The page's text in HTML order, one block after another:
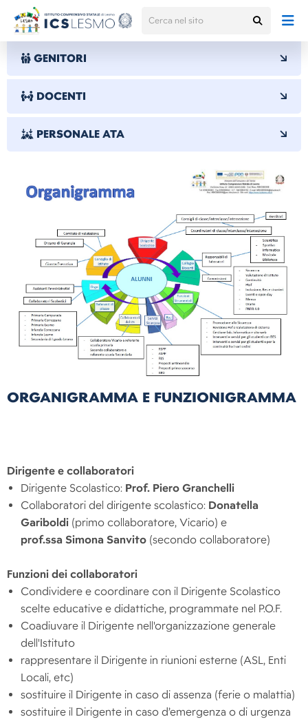
GENITORI
DOCENTI
PERSONALE ATA
ORGANIGRAMMA E FUNZIONIGRAMMA
Dirigente e collaboratori
Dirigente Scolastico: Prof. Piero Granchelli
Collaboratori del dirigente scolastico: Donatella
Gariboldi (primo collaboratore, Vicario) e
prof.ssa Simona Sanvito (secondo collaboratore)
Funzioni dei collaboratori
Condividere e coordinare con il Dirigente Scolastico
scelte educative e didattiche, programmate nel P.O.F.
Coadiuvare il Dirigente nell'organizzazione generale
dell'Istituto
rappresentare il Dirigente in riunioni esterne (ASL, Enti
Locali, etc)
sostituire il Dirigente in caso di assenza (ferie o malattia)
sostituire il Dirigente in caso d’emergenza o di urgenza